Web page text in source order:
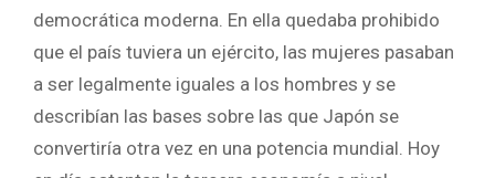
democrática moderna. En ella quedaba prohibido
que el país tuviera un ejército, las mujeres pasaban
a ser legalmente iguales a los hombres y se
describían las bases sobre las que Japón se
convertiría otra vez en una potencia mundial. Hoy